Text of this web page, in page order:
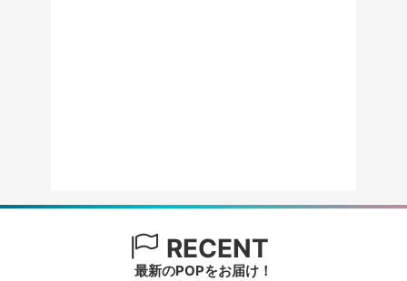
RECENT
最新のPOPをお届け！